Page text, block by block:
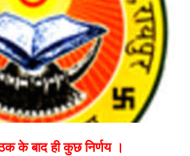
के बाद ही कुछ निर्णय ।